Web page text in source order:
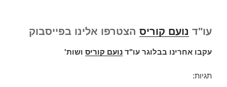
עו"ד נועם קוריס הצטרפו אלינו בפייסבוק
עקבו אחרינו בבלוגר עו"ד נועם קוריס ושות'
תגיות: